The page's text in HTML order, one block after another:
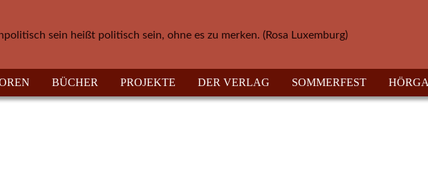
sein heißt politisch sein, ohne es zu merken. (Rosa Luxemburg)
BÜCHER PROJEKTE DER VERLAG SOMMERFEST